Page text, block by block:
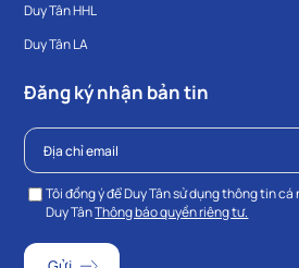
Duy Tân HHL
Duy Tân LA
Đăng ký nhận bản tin
Tôi đồng ý để Duy Tân sử dụng thông tin
Duy TânThông báo quyền riêng tư.